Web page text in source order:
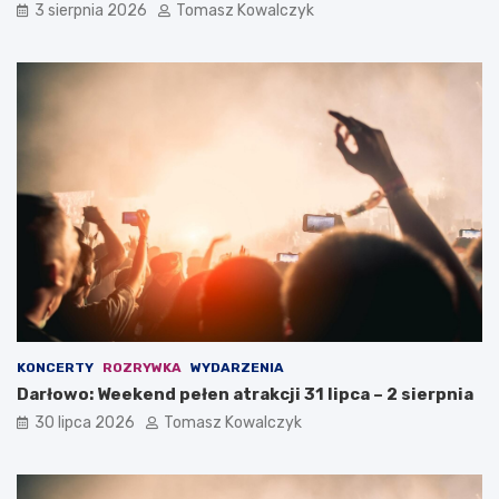
3 sierpnia 2026 Tomasz Kowalczyk
KONCERTY ROZRYWKA WYDARZENIA
Darłowo: Weekend pełen atrakcji 31 lipca – 2 sierpnia
30 lipca 2026 Tomasz Kowalczyk